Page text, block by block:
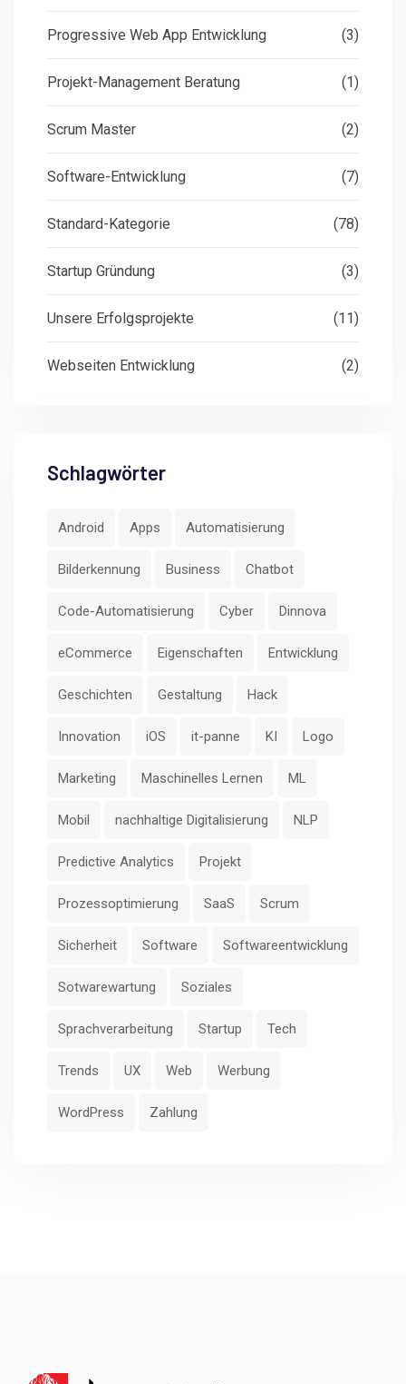
Progressive Web App Entwicklung (3)
Projekt-Management Beratung (1)
Scrum Master (2)
Software-Entwicklung (7)
Standard-Kategorie (78)
Startup Gründung (3)
Unsere Erfolgsprojekte (11)
Webseiten Entwicklung (2)
Schlagwörter
Android Apps Automatisierung
Bilderkennung Business Chatbot
Code-Automatisierung Cyber Dinnova
eCommerce Eigenschaften Entwicklung
Geschichten Gestaltung Hack
Innovation iOS it-panne KI Logo
Marketing Maschinelles Lernen ML
Mobil nachhaltige Digitalisierung NLP
Predictive Analytics Projekt
Prozessoptimierung SaaS Scrum
Sicherheit Software Softwareentwicklung
Sotwarewartung Soziales
Sprachverarbeitung Startup Tech
Trends UX Web Werbung
WordPress Zahlung